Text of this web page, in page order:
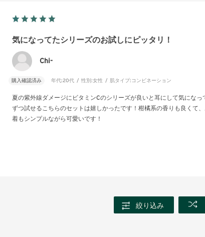
気になってたシリーズのお試しにピッタリ！
Chi-
購入確認済み 年代:20代 性別:女性 肌タイプ: コンビネーション
夏の紫外線ダメージにビタミンCのシリーズが良いと耳にして気にな
ずつ試せるこちらのセットは嬉しかったです！柑橘系の香りも良くて
着もシンプルながら可愛いです！
絞り込み